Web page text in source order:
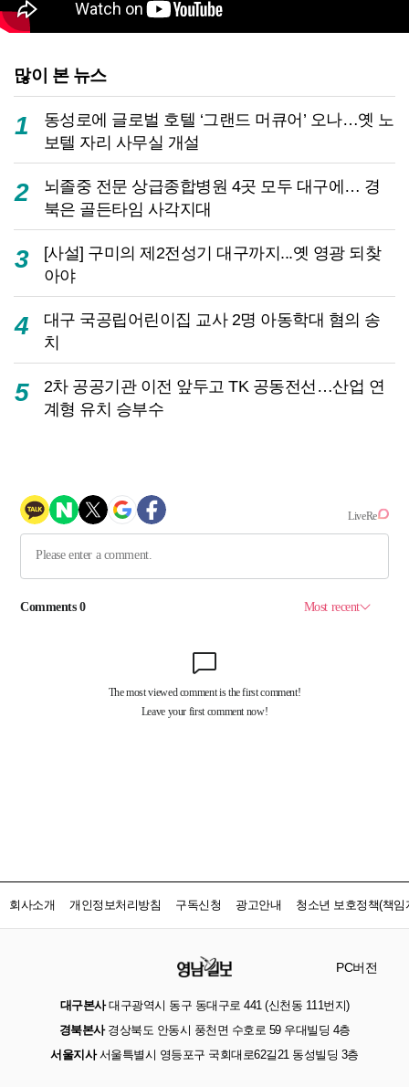
많이 본 뉴스
1
동성로에 글로벌 호텔 ‘그랜드 머큐어’ 오나…옛 노
보텔 자리 사무실 개설
2
뇌졸중 전문 상급종합병원 4곳 모두 대구에… 경
북은 골든타임 사각지대
3
[사설] 구미의 제2전성기 대구까지...옛 영광 되찾
아야
4
대구 국공립어린이집 교사 2명 아동학대 혐의 송
치
5
2차 공공기관 이전 앞두고 TK 공동전선…산업 연
계형 유치 승부수
회사소개 개인정보처리방침 구독신청 광고안내 청소년 보호정책(책임
PC버전
대구본사대구광역시 동구 동대구로 441 (신천동 111번지)
경북본사경상북도 안동시 풍천면 수호로 59 우대빌딩 4층
서울지사서울특별시 영등포구 국회대로62길21 동성빌딩 3층